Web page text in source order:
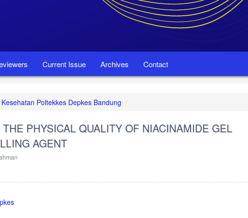
Current Issue Archives Contact
Poltekkes Depkes Bandung
PHYSICAL QUALITY OF NIACINAMIDE GEL
AGENT